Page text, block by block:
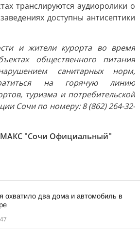
транслируются аудиоролики о
доступны антисептики
и жители курорта во время
общественного питания
санитарных норм,
на горячую линию
туризма и потребительской
Сочи по номеру: 8 (862) 264-32-
МАКС "Сочи Официальный"
охватило два дома и автомобиль в